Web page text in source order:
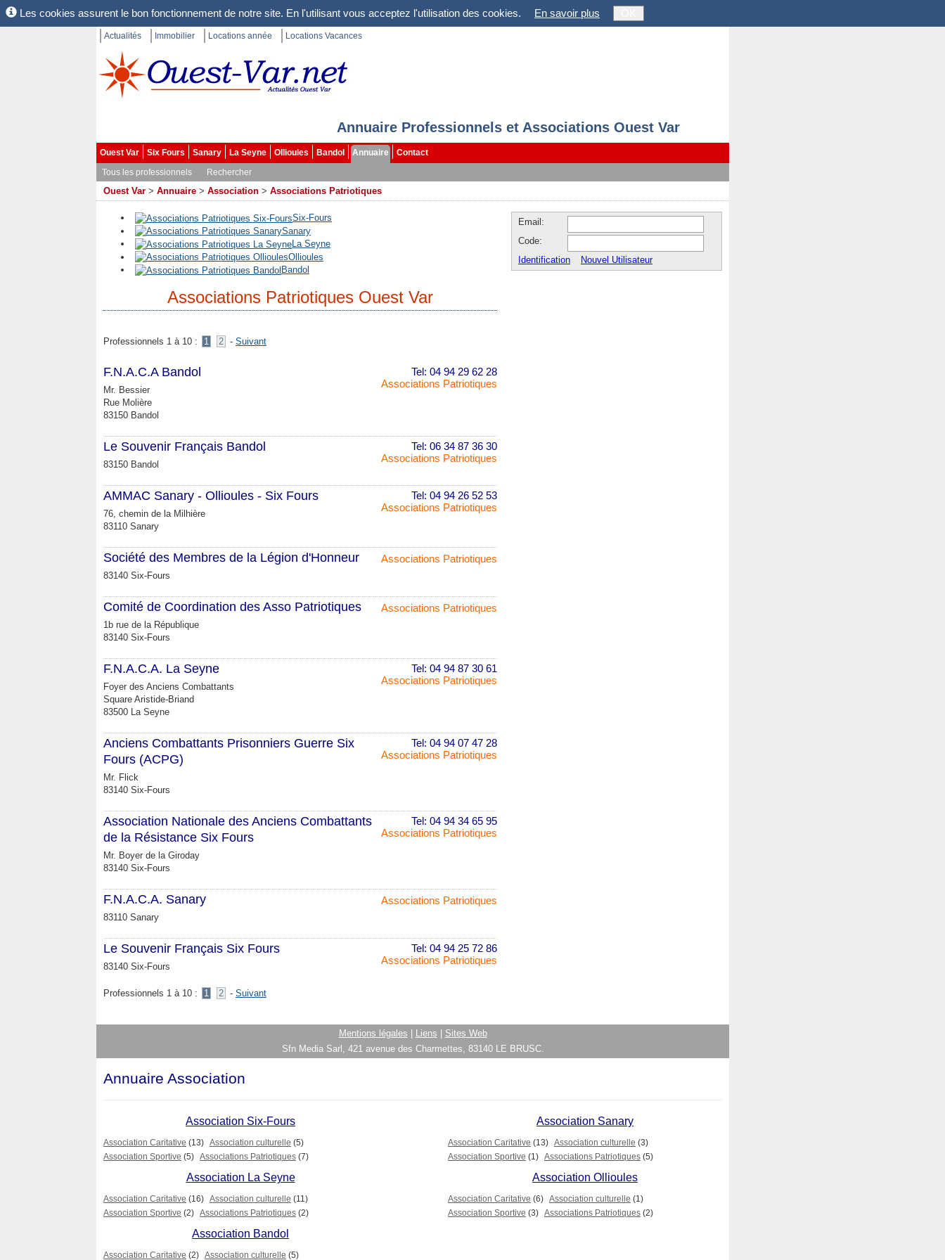
Les cookies assurent le bon fonctionnement de notre site. En l'utilisant vous acceptez l'utilisation des cookies. En savoir plus
Actualités Immobilier Locations année Locations Vacances
Annuaire Professionnels et Associations Ouest Var
Ouest Var Six Fours Sanary La Seyne Ollioules Bandol Annuaire
Contact
Tous les professionnels
Rechercher
Ouest Var > Annuaire > Association > Associations Patriotiques
Six-Fours
Sanary
La Seyne
Ollioules
Bandol
Associations Patriotiques Ouest Var
Professionnels 1 à 10 : 1 2 - Suivant
Tel: 04 94 29 62 28
Associations Patriotiques
F.N.A.C.A Bandol
Mr. Bessier
Rue Molière
83150 Bandol
Tel: 06 34 87 36 30
Associations Patriotiques
Le Souvenir Français Bandol
83150 Bandol
Tel: 04 94 26 52 53
Associations Patriotiques
AMMAC Sanary - Ollioules - Six Fours
76, chemin de la Milhière
83110 Sanary
Associations Patriotiques
Société des Membres de la Légion d'Honneur
83140 Six-Fours
Associations Patriotiques
Comité de Coordination des Asso Patriotiques
1b rue de la République
83140 Six-Fours
Tel: 04 94 87 30 61
Associations Patriotiques
F.N.A.C.A. La Seyne
Foyer des Anciens Combattants
Square Aristide-Briand
83500 La Seyne
Tel: 04 94 07 47 28
Associations Patriotiques
Anciens Combattants Prisonniers Guerre Six
Fours (ACPG)
Mr. Flick
83140 Six-Fours
Tel: 04 94 34 65 95
Associations Patriotiques
Association Nationale des Anciens Combattants
de la Résistance Six Fours
Mr. Boyer de la Giroday
83140 Six-Fours
Associations Patriotiques
F.N.A.C.A. Sanary
83110 Sanary
Tel: 04 94 25 72 86
Associations Patriotiques
Le Souvenir Français Six Fours
83140 Six-Fours
Professionnels 1 à 10 : 1 2 - Suivant
Email:
Code:
Identification
Nouvel Utilisateur
Mentions légales Liens
Sites Web
Sfn Media Sarl, 421 avenue des Charmettes, 83140 LE BRUSC.
Annuaire Association
Association Six-Fours
Association Caritative (13) Association culturelle (5)
Association Sportive (5) Associations Patriotiques (7)
Association Sanary
Association Caritative (13) Association culturelle (3)
Association Sportive (1) Associations Patriotiques (5)
Association La Seyne
Association Caritative (16) Association culturelle (11)
Association Sportive (2) Associations Patriotiques (2)
Association Ollioules
Association Caritative (6) Association culturelle (1)
Association Sportive (3) Associations Patriotiques (2)
Association Bandol
Association Caritative (2) Association culturelle (5)